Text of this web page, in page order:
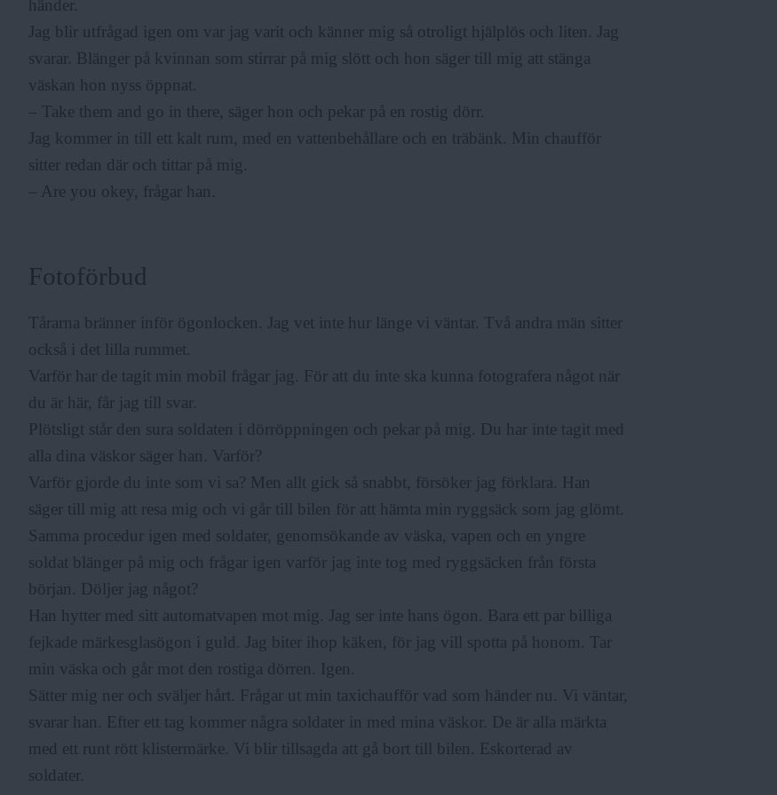
händer.
Jag blir utfrågad igen om var jag varit och känner mig så otroligt hjälplös och liten. Jag
svarar. Blänger på kvinnan som stirrar på mig slött och hon säger till mig att stänga
väskan hon nyss öppnat.
– Take them and go in there, säger hon och pekar på en rostig dörr.
Jag kommer in till ett kalt rum, med en vattenbehållare och en träbänk. Min chaufför
sitter redan där och tittar på mig.
– Are you okey, frågar han.
Fotoförbud
Tårarna bränner inför ögonlocken. Jag vet inte hur länge vi väntar. Två andra män sitter
också i det lilla rummet.
Varför har de tagit min mobil frågar jag. För att du inte ska kunna fotografera något när
du är här, får jag till svar.
Plötsligt står den sura soldaten i dörröppningen och pekar på mig. Du har inte tagit med
alla dina väskor säger han. Varför?
Varför gjorde du inte som vi sa? Men allt gick så snabbt, försöker jag förklara. Han
säger till mig att resa mig och vi går till bilen för att hämta min ryggsäck som jag glömt.
Samma procedur igen med soldater, genomsökande av väska, vapen och en yngre
soldat blänger på mig och frågar igen varför jag inte tog med ryggsäcken från första
början. Döljer jag något?
Han hytter med sitt automatvapen mot mig. Jag ser inte hans ögon. Bara ett par billiga
fejkade märkesglasögon i guld. Jag biter ihop käken, för jag vill spotta på honom. Tar
min väska och går mot den rostiga dörren. Igen.
Sätter mig ner och sväljer hårt. Frågar ut min taxichaufför vad som händer nu. Vi väntar,
svarar han. Efter ett tag kommer några soldater in med mina väskor. De är alla märkta
med ett runt rött klistermärke. Vi blir tillsagda att gå bort till bilen. Eskorterad av
soldater.